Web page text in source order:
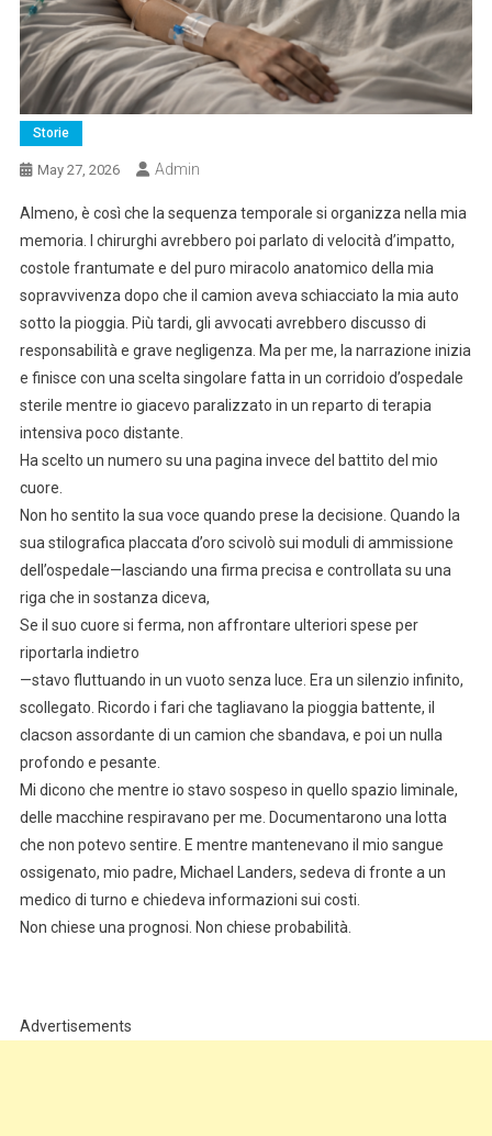
Storie
May 27, 2026 Admin
Almeno, è così che la sequenza temporale si organizza nella mia
memoria. I chirurghi avrebbero poi parlato di velocità d’impatto,
costole frantumate e del puro miracolo anatomico della mia
sopravvivenza dopo che il camion aveva schiacciato la mia auto
sotto la pioggia. Più tardi, gli avvocati avrebbero discusso di
responsabilità e grave negligenza. Ma per me, la narrazione inizia
e finisce con una scelta singolare fatta in un corridoio d’ospedale
sterile mentre io giacevo paralizzato in un reparto di terapia
intensiva poco distante.
Ha scelto un numero su una pagina invece del battito del mio
cuore.
Non ho sentito la sua voce quando prese la decisione. Quando la
sua stilografica placcata d’oro scivolò sui moduli di ammissione
dell’ospedale—lasciando una firma precisa e controllata su una
riga che in sostanza diceva,
Se il suo cuore si ferma, non affrontare ulteriori spese per
riportarla indietro
—stavo fluttuando in un vuoto senza luce. Era un silenzio infinito,
scollegato. Ricordo i fari che tagliavano la pioggia battente, il
clacson assordante di un camion che sbandava, e poi un nulla
profondo e pesante.
Mi dicono che mentre io stavo sospeso in quello spazio liminale,
delle macchine respiravano per me. Documentarono una lotta
che non potevo sentire. E mentre mantenevano il mio sangue
ossigenato, mio padre, Michael Landers, sedeva di fronte a un
medico di turno e chiedeva informazioni sui costi.
Non chiese una prognosi. Non chiese probabilità.
Advertisements